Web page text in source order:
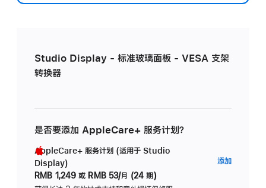
Studio Display - 标准玻璃面板 - VESA 支架
转换器
是否要添加 AppleCare+ 服务计划？
AppleCare+ 服务计划 (适用于 Studio
Display)
RMB 1,249 或 RMB 53/月 (24 期)
添加